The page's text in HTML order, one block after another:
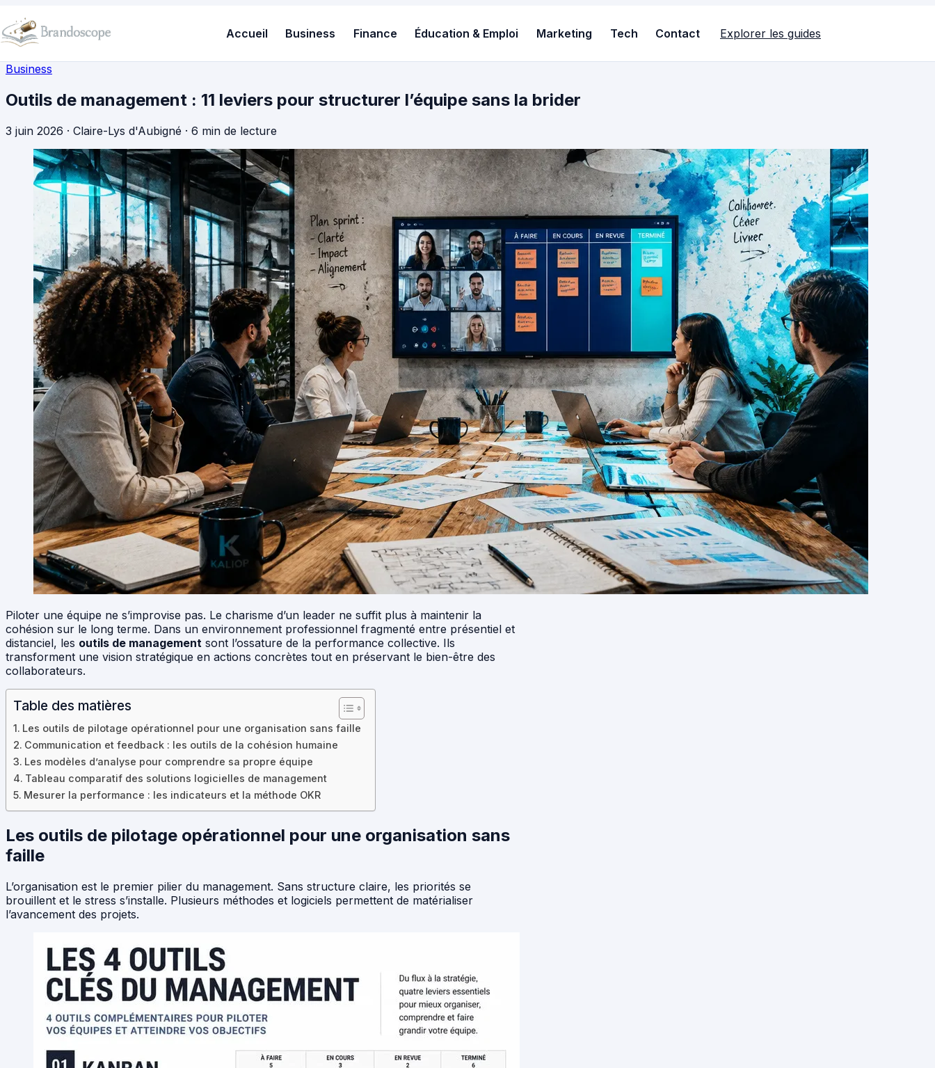
Accueil Business Finance Éducation & Emploi Marketing Tech Contact Explorer les guides
Business
Outils de management : 11 leviers pour structurer l’équipe sans la brider
3 juin 2026 · Claire-Lys d'Aubigné · 6 min de lecture
Piloter une équipe ne s’improvise pas. Le charisme d’un leader ne suffit plus à maintenir la
cohésion sur le long terme. Dans un environnement professionnel fragmenté entre présentiel et
distanciel, les outils de management sont l’ossature de la performance collective. Ils
transforment une vision stratégique en actions concrètes tout en préservant le bien-être des
collaborateurs.
Table des matières
Les outils de pilotage opérationnel pour une organisation sans faille
Communication et feedback : les outils de la cohésion humaine
Les modèles d’analyse pour comprendre sa propre équipe
Tableau comparatif des solutions logicielles de management
Mesurer la performance : les indicateurs et la méthode OKR
Les outils de pilotage opérationnel pour une organisation sans
faille
L’organisation est le premier pilier du management. Sans structure claire, les priorités se
brouillent et le stress s’installe. Plusieurs méthodes et logiciels permettent de matérialiser
l’avancement des projets.